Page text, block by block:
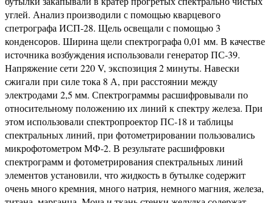
углей. Анализ производили с помощью кварцевого
спетрографа ИСП-28. Щель освещали с помощью 3
конденсоров. Ширина щели спектрографа 0,01 мм. В качестве
источника возбуждения использовали генератор ПС-39.
Напряжение сети 220 V, экспозиция 2 минуты. Навески
сжигали при силе тока 8 А, при расстоянии между
электродами 2,5 мм. Спектрограммы расшифровывали по
относительному положению их линий к спектру железа. При
этом использовали спектропроектор ПС-18 и таблицы
спектральных линий, при фотометрировании пользовались
микрофотометром МФ-2. В результате расшифровки
спектрограмм и фотометрирования спектральных линий
элементов установили, что жидкость в бутылке содержит
очень много кремния, много натрия, немного магния, железа,